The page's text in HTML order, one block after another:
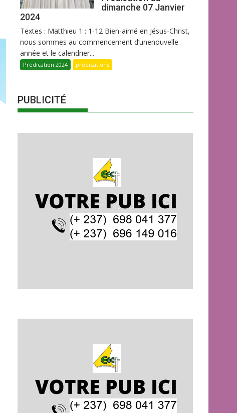
dimanche 07 Janvier
2024
Textes : Matthieu 1 : 1-12 Bien-aimé en Jésus-Christ,
nous sommes au commencement d’unenouvelle
année et le calendrier...
Prédication 2024 prédications
PUBLICITÉ